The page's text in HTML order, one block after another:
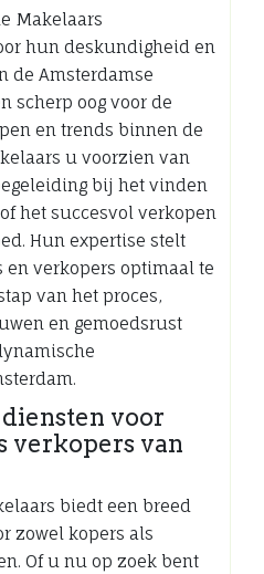
Makelaars
hun deskundigheid en
de Amsterdamse
scherp oog voor de
en trends binnen de
u voorzien van
bij het vinden
het succesvol verkopen
Hun expertise stelt
en verkopers optimaal te
van het proces,
en gemoedsrust
diensten voor
verkopers van
biedt een breed
zowel kopers als
Of u nu op zoek bent